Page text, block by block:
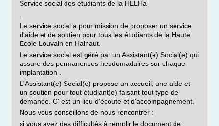
Service social des étudiants de la HELHa
Le service social a pour mission de proposer un service
d'aide et de soutien pour tous les étudiants de la Haute
Ecole Louvain en Hainaut.
Le service social est géré par un Assistant(e) Social(e) qui
assure des permanences hebdomadaires sur chaque
implantation .
L'Assistant(e) Social(e) propose un accueil, une aide et
un soutien pour tout étudiant(e) faisant tout type de
demande. C' est un lieu d'écoute et d'accompagnement.
Nous vous conseillons de nous rencontrer :
si vous avez des difficultés à remplir le document de